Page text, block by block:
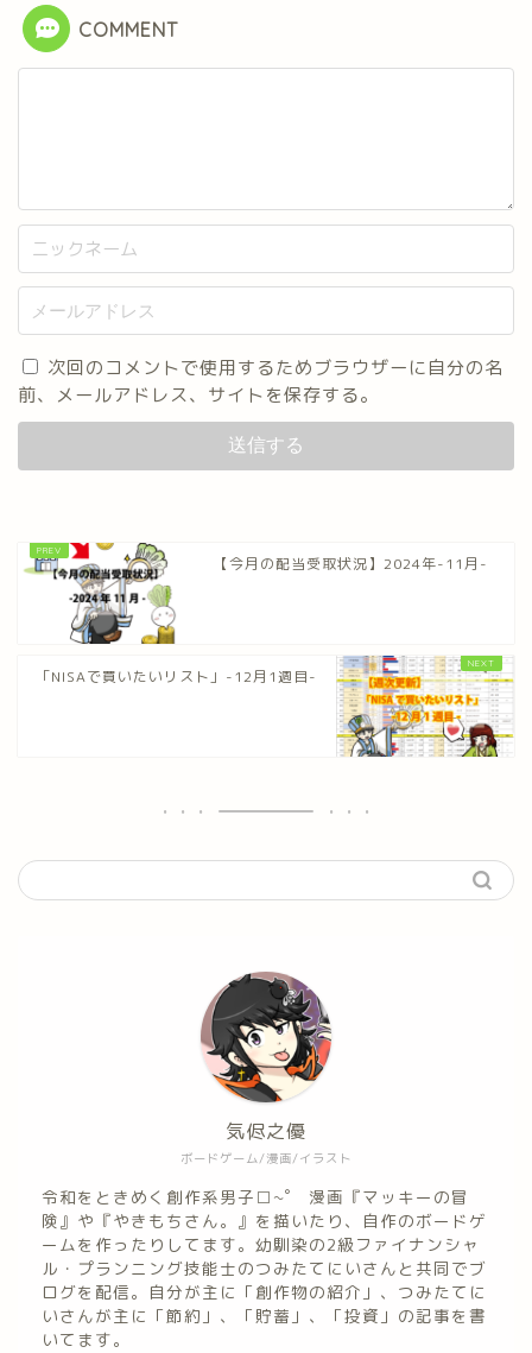
COMMENT
次回のコメントで使用するためブラウザーに自分の名
前、メールアドレス、サイトを保存する。
【今月の配当受取状況】2024年-11月-
「NISAで買いたいリスト」-12月1週目-
ボードゲーム/漫画/イラスト
気侭之優
令和をときめく創作系男子□~゜ 漫画『マッキーの冒
険』や『やきもちさん。』を描いたり、自作のボードゲ
ームを作ったりしてます。幼馴染の2級ファイナンシャ
ル・プランニング技能士のつみたてにいさんと共同でブ
ログを配信。自分が主に「創作物の紹介」、つみたてに
いさんが主に「節約」、「貯蓄」、「投資」の記事を書
いてます。